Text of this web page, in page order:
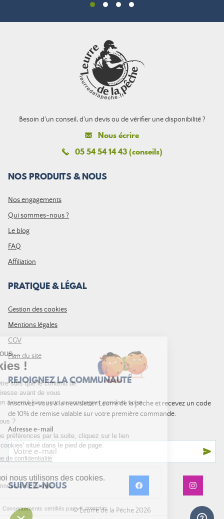
Besoin d'un conseil, d'un devis ou de vérifier une disponibilité ?
Nous écrire
05 54 54 14 43 (conseils)
NOS PRODUITS & NOUS
Nos engagements
Qui sommes-nous ?
Le blog
FAQ
Affiliation
PRATIQUE & LÉGAL
Gestion des cookies
Mentions légales
CGV
Plan du site
REJOIGNEZ LA COMMUNAUTÉ
Inscrivez-vous à la newsletter Leurre de la pêche et recevez un code
de 10% de remise valable sur votre première commande.
Adresse e-mail
SUIVEZ-NOUS
© Leurre de la Pêche 2026